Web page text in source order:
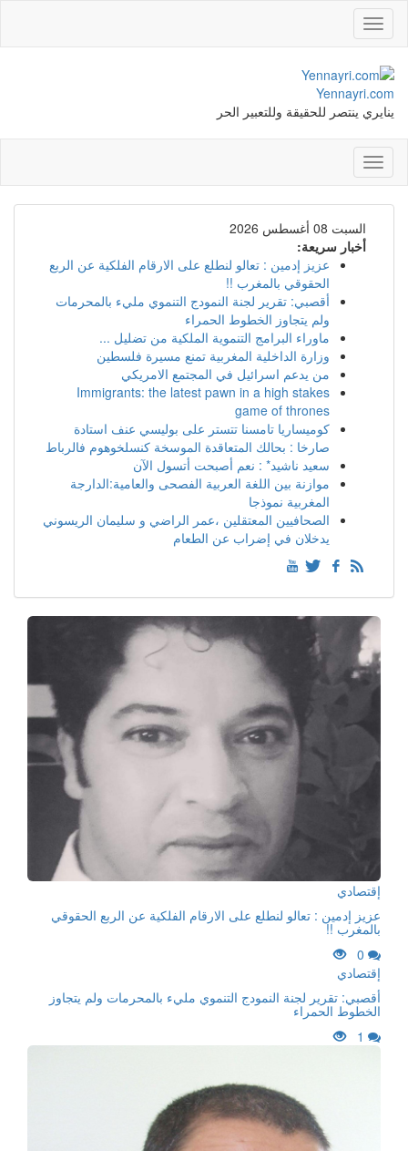
Toggle
navigation
Yennayri.com
ينايري ينتصر للحقيقة وللتعبير الحر
Toggle
navigation
السبت 08 أغسطس 2026
أخبار سريعة:
عزيز إدمين : تعالو لنطلع على الارقام الفلكية عن الربع
الحقوقي بالمغرب !!
أقصبي: تقرير لجنة النمودج التنموي مليء بالمحرمات
ولم يتجاوز الخطوط الحمراء
ماوراء البرامج التنموية الملكية من تضليل ...
وزارة الداخلية المغربية تمنع مسيرة فلسطين
من يدعم اسرائيل في المجتمع الامريكي
Immigrants: the latest pawn in a high stakes
game of thrones
كوميساريا تامسنا تتستر على بوليسي عنف استادة
صارخا : بحالك المتعاقدة الموسخة كنسلخوهوم فالرباط
سعيد ناشيد* : نعم أصبحت أتسول الآن
موازنة بين اللغة العربية الفصحى والعامية:الدارجة
المغربية نموذجا
الصحافيين المعتقلين ،عمر الراضي و سليمان الريسوني
يدخلان في إضراب عن الطعام
إقتصادي
عزيز إدمين : تعالو لنطلع على الارقام الفلكية عن الربع الحقوقي
بالمغرب !!
إقتصادي
أقصبي: تقرير لجنة النمودج التنموي مليء بالمحرمات ولم يتجاوز
الخطوط الحمراء